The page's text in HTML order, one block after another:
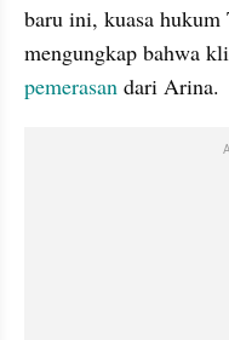
baru ini, kuasa
pemerasan dari Arina.